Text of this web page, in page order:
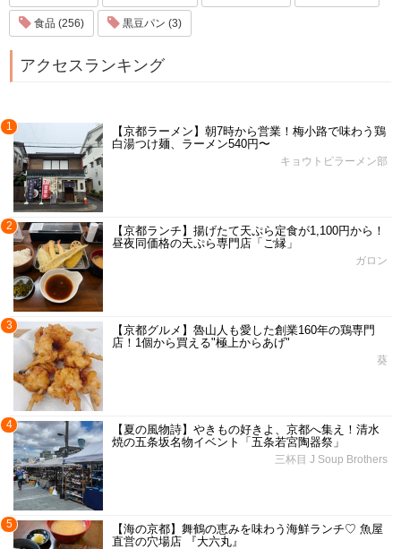
食品 (256) 黒豆パン (3)
アクセスランキング
1
【京都ラーメン】朝7時から営業！梅小路で味わう鶏
白湯つけ麺、ラーメン540円〜
キョウトピラーメン部
2
【京都ランチ】揚げたて天ぷら定食が1,100円から！
昼夜同価格の天ぷら専門店「ご縁」
ガロン
3
【京都グルメ】魯山人も愛した創業160年の鶏専門
店！1個から買える"極上からあげ"
葵
4
【夏の風物詩】やきもの好きよ、京都へ集え！清水
焼の五条坂名物イベント「五条若宮陶器祭」
三杯目 J Soup Brothers
5
【海の京都】舞鶴の恵みを味わう海鮮ランチ♡ 魚屋
直営の穴場店 『大六丸』